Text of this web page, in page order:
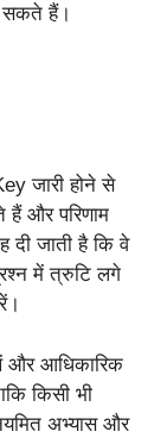
सकते हैं।
जारी होने से
हैं और परिणाम
दी जाती है कि वे
में त्रुटि लगे
और आधिकारिक
किसी भी
अभ्यास और